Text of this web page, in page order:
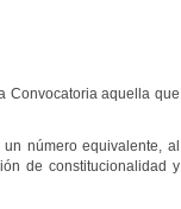
Convocatoria aquella que
número equivalente, al
de constitucionalidad y